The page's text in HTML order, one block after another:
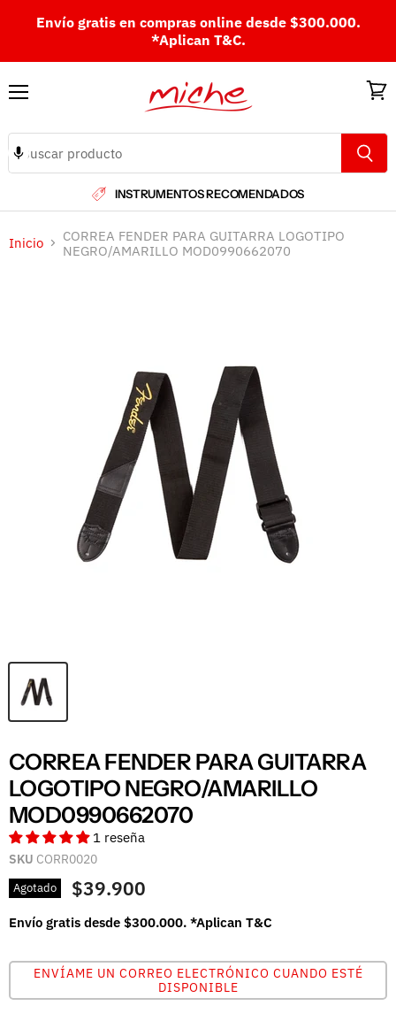
Envío gratis en compras online desde $300.000.
*Aplican T&C.
INSTRUMENTOS RECOMENDADOS
Inicio
CORREA FENDER PARA GUITARRA LOGOTIPO
NEGRO/AMARILLO MOD0990662070
CORREA FENDER PARA GUITARRA
LOGOTIPO NEGRO/AMARILLO
MOD0990662070
1 reseña
SKU CORR0020
Agotado $39.900
Envío gratis desde $300.000. *Aplican T&C
ENVÍAME UN CORREO ELECTRÓNICO CUANDO ESTÉ
DISPONIBLE